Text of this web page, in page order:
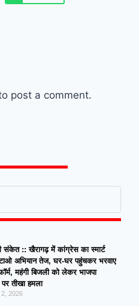
post a comment.
संकेत :: खैरागढ़ में कांग्रेस का स्मार्ट
अभियान तेज, घर-घर पहुंचकर भरवाए
महंगी बिजली को लेकर भाजपा
तीखा हमला
2026